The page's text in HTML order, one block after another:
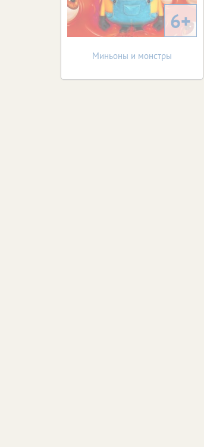
6+
Миньоны и монстры